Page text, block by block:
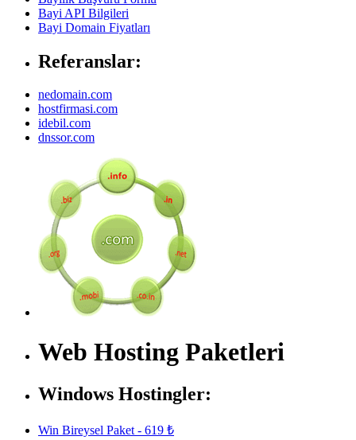
Bayi API Bilgileri
Bayi Domain Fiyatları
Referanslar:
nedomain.com
hostfirmasi.com
idebil.com
dnssor.com
Web Hosting Paketleri
Windows Hostingler:
Win Bireysel Paket - 619 ₺